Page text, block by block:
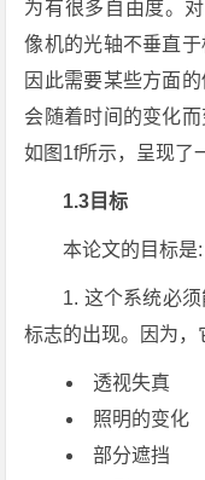
为有很多自由度。
像机的光轴不垂直于
因此需要某些方面
会随着时间的变化
如图1f所示，呈现了
1.3目标
本论文的目标是:
1. 这个系统必
标志的出现。因为，
透视失真
照明的变化
部分遮挡